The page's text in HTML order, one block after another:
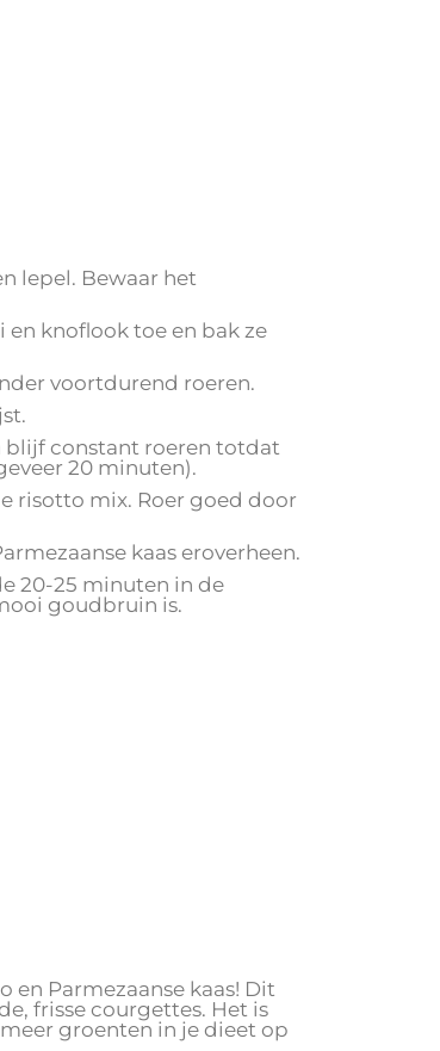
lepel. Bewaar het
knoflook toe en bak ze
voortdurend roeren.
blijf constant roeren totdat
20 minuten).
risotto mix. Roer goed door
kaas eroverheen.
20-25 minuten in de
goudbruin is.
Parmezaanse kaas! Dit
frisse courgettes. Het is
groenten in je dieet op